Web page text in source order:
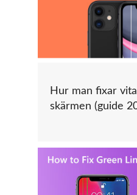
Hur man fixar
skärmen (guide